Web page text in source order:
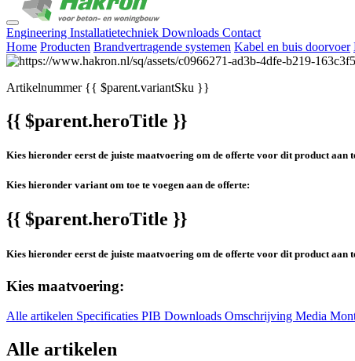
Engineering Installatietechniek Downloads Contact
Home Producten Brandvertragende systemen Kabel en buis doorvoer
Artikelnummer{{ $parent.variantSku }}
{{ $parent.heroTitle }}
Kies hieronder eerst de juiste maatvoering om de offerte voor dit product aan
Kies hieronder variant om toe te voegen aan de offerte:
{{ $parent.heroTitle }}
Kies hieronder eerst de juiste maatvoering om de offerte voor dit product aan
Kies maatvoering:
Alle artikelen Specificaties PIB Downloads Omschrijving Media
Alle artikelen